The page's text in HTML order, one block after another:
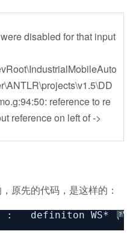
disabled for that input
reference to re
reference on left of ->
原先的代码，是这样的：
?
: definiton WS*